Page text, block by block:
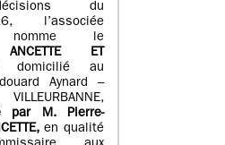
du
l’associée
nomme le
ANCETTE ET
domicilié au
Aynard –
par M.Pierre-
en qualité